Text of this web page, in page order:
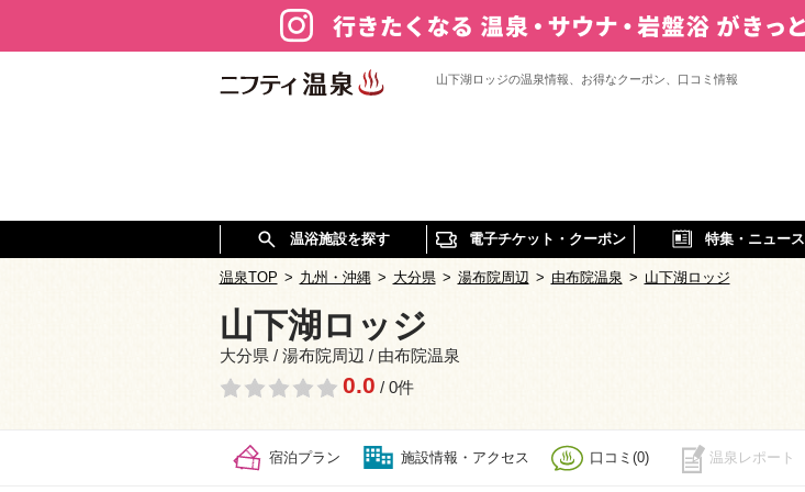
山下湖ロッジの温泉情報、お得なクーポン、口コミ情報
温浴施設を探す 電子チケット・クーポン 特集・ニュース
温泉TOP > 九州・沖縄 > 大分県 > 湯布院周辺 > 由布院温泉 > 山下湖ロッジ
山下湖ロッジ
大分県 / 湯布院周辺 / 由布院温泉
0.0 / 0件
宿泊プラン 施設情報・アクセス 口コミ(0) 温泉レポート